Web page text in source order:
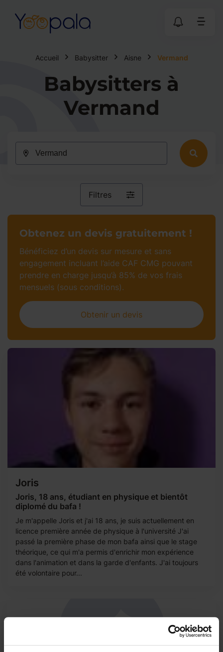
Accueil Babysitter Aisne Vermand
Babysitters à
Vermand
Filtres
Joris
Joris, 18 ans, étudiant en physique et bientôt
diplomé du bafa !
Je m'appelle Joris et j'ai 18 ans, je suis actuellement en
licence première année de physique à l'université J'ai
passé la première phase de mon bafa ainsi que le stage
théorique, ce qui m'a permis d'enrichir mon expérience
dans l'animation et dans la garde d'enfants. J'ai toujours
été volontaire pour...
Obtenez un devis gratuitement !
Bénéficiez d’un devis sur mesure et sans
engagement incluant l’aide CAF CMG pouvant
prendre en charge jusqu’à 85% de vos frais
mensuels (sous conditions).
Obtenir un devis